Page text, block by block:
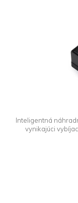
Inteligentná
vynikajúci